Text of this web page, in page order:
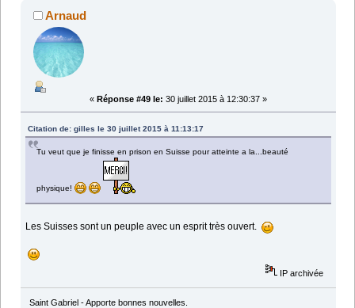
Arnaud
« Réponse #49 le: 30 juillet 2015 à 12:30:37 »
Citation de: gilles le 30 juillet 2015 à 11:13:17
Tu veut que je finisse en prison en Suisse pour atteinte a la...beauté
physique!
Les Suisses sont un peuple avec un esprit très ouvert.
IP archivée
Saint Gabriel - Apporte bonnes nouvelles.